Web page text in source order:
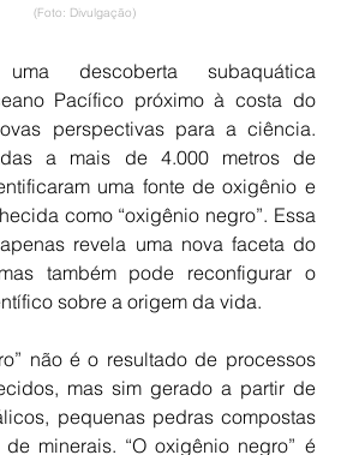
(Foto: Divulgação)
uma descoberta subaquática
Pacífico próximo à costa do
perspectivas para a ciência.
a mais de 4.000 metros de
uma fonte de oxigênio e
como “oxigênio negro”. Essa
revela uma nova faceta do
também pode reconfigurar o
sobre a origem da vida.
não é o resultado de processos
mas sim gerado a partir de
pequenas pedras compostas
minerais. “O oxigênio negro” é